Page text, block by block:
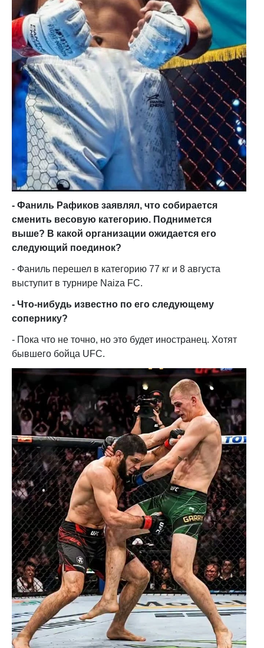
- Фаниль Рафиков заявлял, что собирается
сменить весовую категорию. Поднимется
выше? В какой организации ожидается его
следующий поединок?
- Фаниль перешел в категорию 77 кг и 8 августа
выступит в турнире Naiza FC.
- Что-нибудь известно по его следующему
сопернику?
- Пока что не точно, но это будет иностранец. Хотят
бывшего бойца UFC.